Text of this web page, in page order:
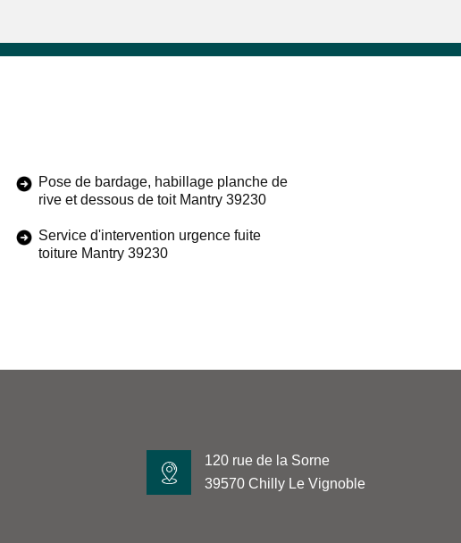
Pose de bardage, habillage planche de
rive et dessous de toit Mantry 39230
Service d'intervention urgence fuite
toiture Mantry 39230
120 rue de la Sorne
39570 Chilly Le Vignoble